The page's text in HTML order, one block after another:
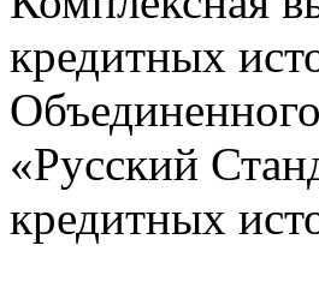
кредитных
«Русский
кредитных